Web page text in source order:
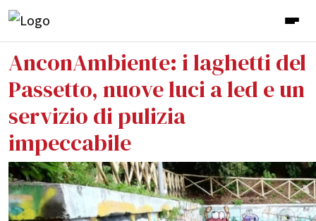
AnconAmbiente: i laghetti del
Passetto, nuove luci a led e un
servizio di pulizia
impeccabile